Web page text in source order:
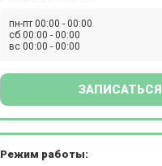
пн-пт 00:00 - 00:00
сб 00:00 - 00:00
вс 00:00 - 00:00
ЗАПИСАТЬСЯ
Режим работы: